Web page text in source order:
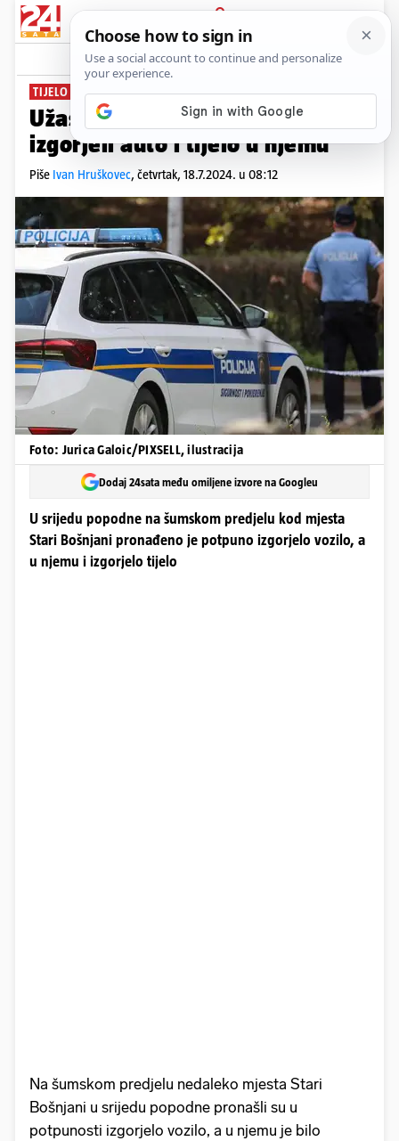
PRIJAVA
News Komentari
TIJELO ODVELI NA OBDUKCIJU
Užas kod Križevaca: Pronašli
izgorjeli auto i tijelo u njemu
Piše Ivan Hruškovec, četvrtak, 18.7.2024. u 08:12
Foto: Jurica Galoic/PIXSELL, ilustracija
Dodaj 24sata među omiljene izvore na Googleu
U srijedu popodne na šumskom predjelu kod mjesta
Stari Bošnjani pronađeno je potpuno izgorjelo vozilo, a
u njemu i izgorjelo tijelo
Na šumskom predjelu nedaleko mjesta Stari
Bošnjani u srijedu popodne pronašli su u
potpunosti izgorjelo vozilo, a u njemu je bilo